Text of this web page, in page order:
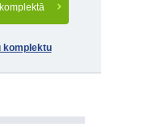
komplektu